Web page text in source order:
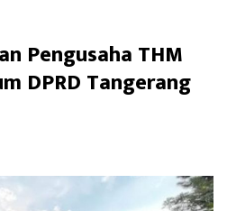
Pengusaha THM
DPRD Tangerang